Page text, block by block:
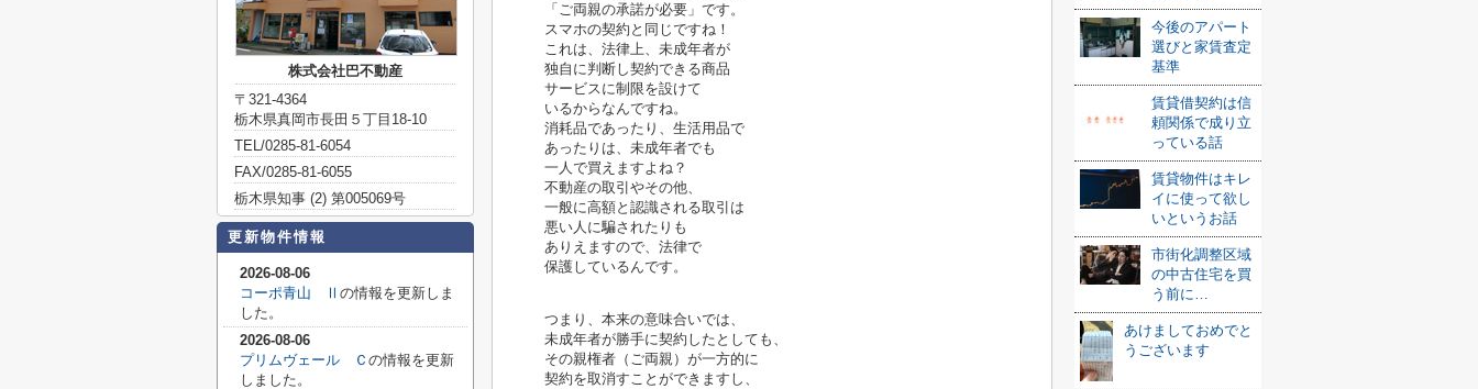
「ご両親の承諾が必要」です。
スマホの契約と同じですね！
これは、法律上、未成年者が
独自に判断し契約できる商品
サービスに制限を設けて
いるからなんですね。
消耗品であったり、生活用品で
あったりは、 未成年者でも
一人で買えますよね？
不動産の取引やその他、
一般に高額と認識される取引は
悪い人に騙されたりも
ありえますので、 法律で
保護しているんです。
つまり、本来の意味合いでは、
未成年者が勝手に契約したとしても、
その親権者（ご両親）が一方的に
契約を取消すことができますし、
今後のアパート
選びと家賃査定
基準
賃貸借契約は信
頼関係で成り立
っている話
賃貸物件はキレ
イに使って欲し
いというお話
市街化調整区域
の中古住宅を買
う前に…
あけましておめでと
うございます
株式会社巴不動産
〒321-4364
栃木県真岡市長田５丁目18-10
TEL/0285-81-6054
FAX/0285-81-6055
栃木県知事 (2) 第005069号
更新物件情報
2026-08-06
コーポ青山 Ⅱ の情報を更新しま
した。
2026-08-06
プリムヴェール Ｃ の情報を更新
しました。